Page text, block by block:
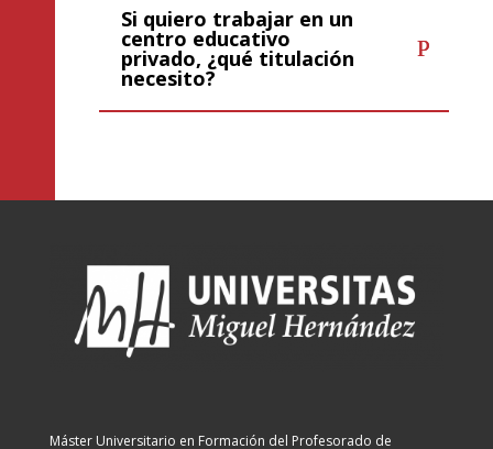
Si quiero trabajar en un
centro educativo
privado, ¿qué titulación
necesito?
Máster Universitario en Formación del Profesorado de